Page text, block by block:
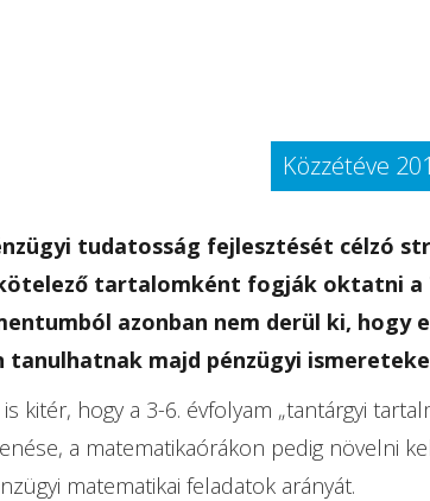
Közzétéve
tudatosság fejlesztését célzó
tartalomként fogják oktatni a
azonban nem derül ki, hogy
majd pénzügyi
kitér, hogy a 3-6. évfolyam „tantárgyi
a matematikaórákon pedig növelni
matematikai feladatok arányát.